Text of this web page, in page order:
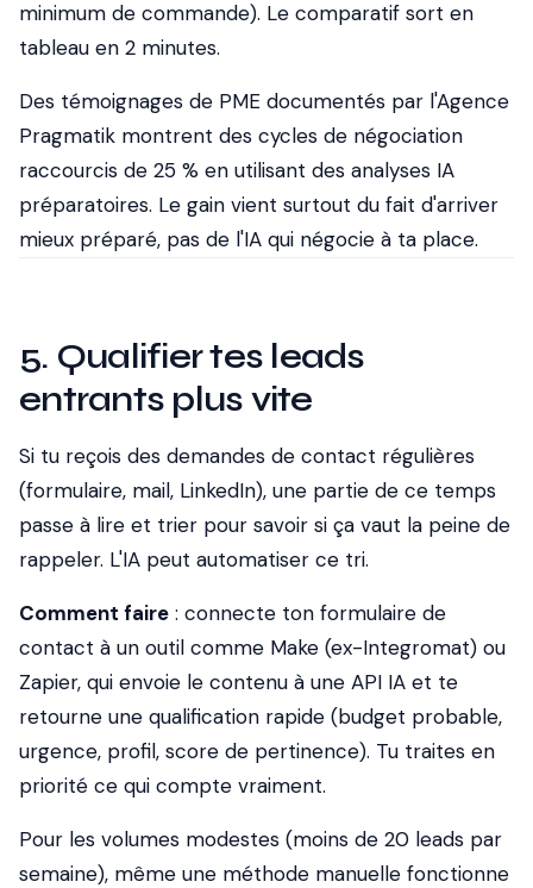
minimum de commande). Le comparatif sort en
tableau en 2 minutes.
Des témoignages de PME documentés par l'Agence
Pragmatik montrent des cycles de négociation
raccourcis de 25 % en utilisant des analyses IA
préparatoires. Le gain vient surtout du fait d'arriver
mieux préparé, pas de l'IA qui négocie à ta place.
5. Qualifier tes leads
entrants plus vite
Si tu reçois des demandes de contact régulières
(formulaire, mail, LinkedIn), une partie de ce temps
passe à lire et trier pour savoir si ça vaut la peine de
rappeler. L'IA peut automatiser ce tri.
Comment faire : connecte ton formulaire de
contact à un outil comme Make (ex-Integromat) ou
Zapier, qui envoie le contenu à une API IA et te
retourne une qualification rapide (budget probable,
urgence, profil, score de pertinence). Tu traites en
priorité ce qui compte vraiment.
Pour les volumes modestes (moins de 20 leads par
semaine), même une méthode manuelle fonctionne